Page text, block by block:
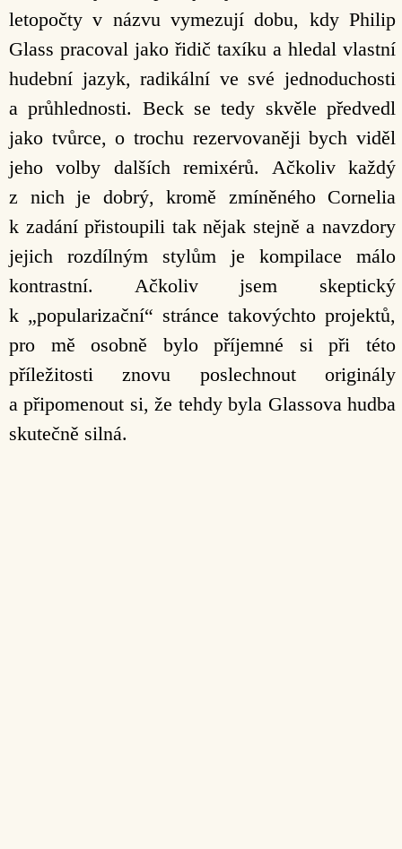
letopočty v názvu vymezují dobu, kdy Philip
Glass pracoval jako řidič taxíku a hledal vlastní
hudební jazyk, radikální ve své jednoduchosti
a průhlednosti. Beck se tedy skvěle předvedl
jako tvůrce, o trochu rezervovaněji bych viděl
jeho volby dalších remixérů. Ačkoliv každý
z nich je dobrý, kromě zmíněného Cornelia
k zadání přistoupili tak nějak stejně a navzdory
jejich rozdílným stylům je kompilace málo
kontrastní. Ačkoliv jsem skeptický
k „popularizační“ stránce takovýchto projektů,
pro mě osobně bylo příjemné si při této
příležitosti znovu poslechnout originály
a připomenout si, že tehdy byla Glassova hudba
skutečně silná.